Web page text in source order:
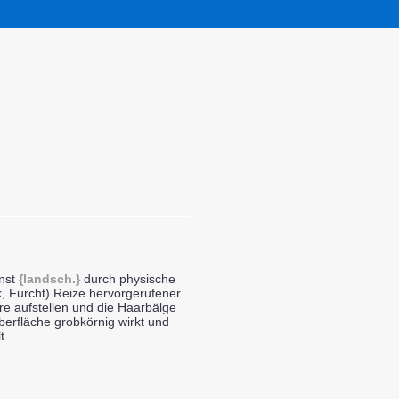
{landsch.} durch physische
Furcht) Reize hervorgerufener
aufstellen und die Haarbälge
grobkörnig wirkt und